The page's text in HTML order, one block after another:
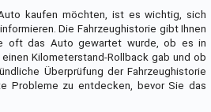
kaufen möchten, ist es wichtig, sich
Die Fahrzeughistorie gibt Ihnen
oft das Auto gewartet wurde, ob es in
Kilometerstand-Rollback gab und ob
Überprüfung der Fahrzeughistorie
Probleme zu entdecken, bevor Sie das